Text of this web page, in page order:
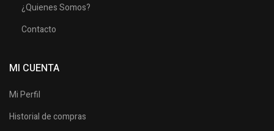
¿Quienes Somos?
Contacto
MI CUENTA
Mi Perfil
Historial de compras